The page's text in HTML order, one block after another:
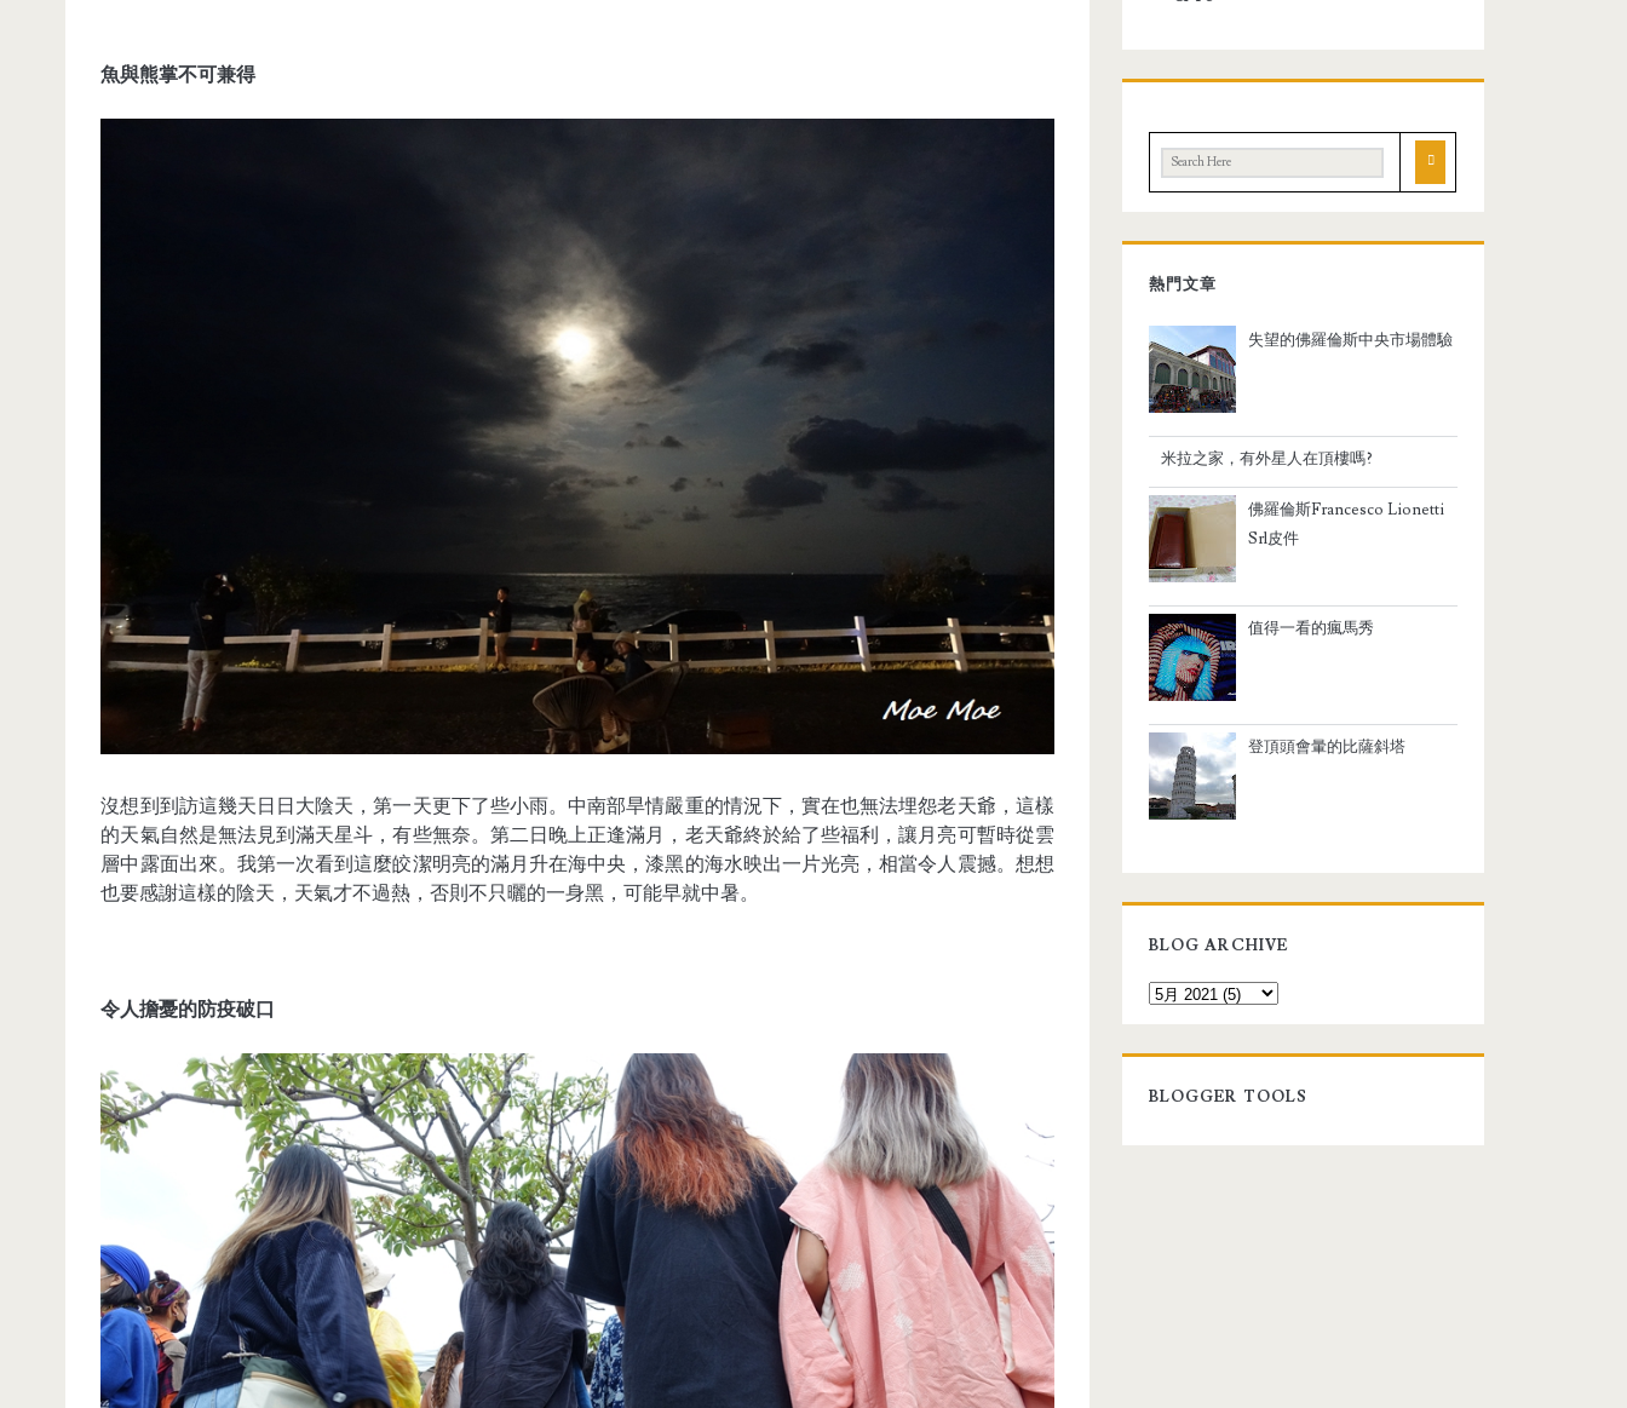
魚與熊掌不可兼得
沒想到到訪這幾天日日大陰天，第一天更下了些小雨。中南部旱情嚴重的情況下，實在也無法埋怨老天爺，這樣
的天氣自然是無法見到滿天星斗，有些無奈。第二日晚上正逢滿月，老天爺終於給了些福利，讓月亮可暫時從雲
層中露面出來。我第一次看到這麼皎潔明亮的滿月升在海中央，漆黑的海水映出一片光亮，相當令人震撼。想想
也要感謝這樣的陰天，天氣才不過熱，否則不只曬的一身黑，可能早就中暑。
令人擔憂的防疫破口
熱門文章
失望的佛羅倫斯中央市場體驗
米拉之家，有外星人在頂樓嗎?
佛羅倫斯Francesco Lionetti
Srl皮件
值得一看的瘋馬秀
登頂頭會暈的比薩斜塔
BLOG ARCHIVE
BLOGGER TOOLS